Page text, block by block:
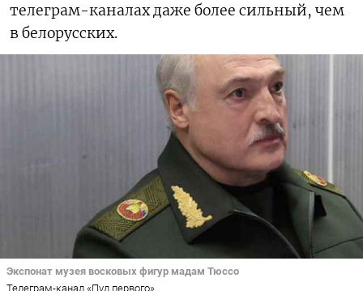
телеграм-каналах даже более сильный, чем
в белорусских.
Экспонат музея восковых фигур мадам Тюссо
Телеграм-канал «Пул первого»